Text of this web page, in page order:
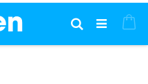
Sök